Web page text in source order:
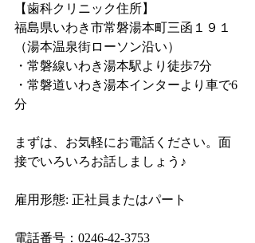
【歯科クリニック住所】
福島県いわき市常磐湯本町三函１９１
（湯本温泉街ローソン沿い）
・常磐線いわき湯本駅より徒歩7分
・常磐道いわき湯本インターより車で6
分
まずは、お気軽にお電話ください。面
接でいろいろお話しましょう♪
雇用形態: 正社員またはパート
電話番号：0246-42-3753